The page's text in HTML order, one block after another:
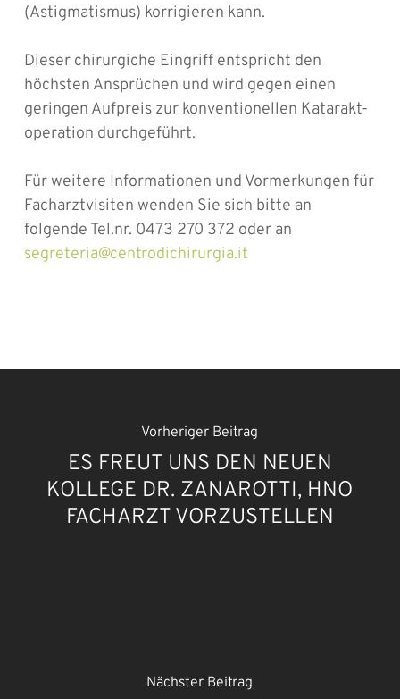
(Astigmatismus) korrigieren kann.
Dieser chirurgiche Eingriff entspricht den
höchsten Ansprüchen und wird gegen einen
geringen Aufpreis zur konventionellen Katarakt-
operation durchgeführt.
Für weitere Informationen und Vormerkungen für
Facharztvisiten wenden Sie sich bitte an
folgende Tel.nr. 0473 270 372 oder an
segreteria@centrodichirurgia.it
Vorheriger Beitrag
ES FREUT UNS DEN NEUEN
KOLLEGE DR. ZANAROTTI, HNO
FACHARZT VORZUSTELLEN
Nächster Beitrag